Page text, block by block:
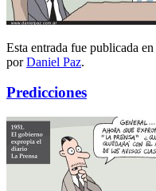
Esta entrada fue publicada en
porDaniel Paz.
Predicciones